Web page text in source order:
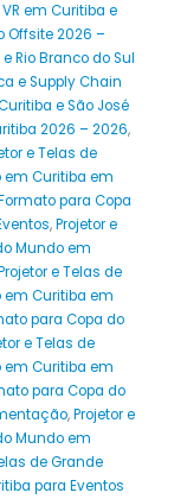
em Curitiba e
Offsite 2026 –
Rio Branco do Sul
e Supply Chain
e São José
2026 – 2026,
e Telas de
em Curitiba em
para Copa
,Projetor e
Mundo em
e Telas de
em Curitiba em
para Copa do
e Telas de
em Curitiba em
para Copa do
,Projetor e
Mundo em
de Grande
para Eventos